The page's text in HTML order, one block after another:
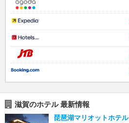
滋賀のホテル 最新情報
琵琶湖マリオットホテル